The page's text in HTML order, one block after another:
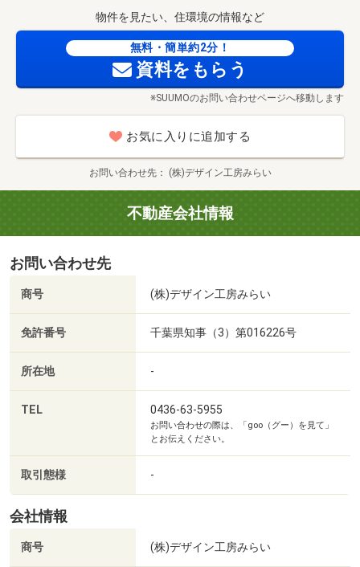
■【病院】国保直営君津中央病院大佐和分院（約882m・徒
歩12分）
■【郵便局】富津千種新田郵便局（約94m・徒歩2分）
ご見学のご予約は上記のお電話番号よりお気軽にお問い合
わせください。
資料請求は【下部のオレンジ色資料請求ボタンを押してく
ださい】
お客様のご都合に合わせて、「知りたい情報だけ」という
間取り・設備の機能の説明はもちろん、それぞれのメリッ
ト・デメリット詳しくお話しさせて頂きます。
かわからなくなってきた…なんてお悩みを抱えている方
も、少なくありません。
をお探しし、ご提案させて頂きます。
◆弊社は千葉県内で【お客様第一】をモットーに不動産仲
介・リフォーム・買取を積極的に取り組んでおります！お
客様のご希望に合わせた新築住宅、中古住宅、マンショ
ン、土地等のご購入を全力でサポートさせていただきま
宅購入の相談等も承っております。【頭金無しでも住宅ロ
るのか？】等のローンに不安がある方も是非一度当社スタ
物件を見たい、住環境の情報など
無料・簡単約2分！
資料をもらう
※SUUMOのお問い合わせページへ移動します
お気に入りに追加する
お問い合わせ先 (株)デザイン工房みらい
不動産会社情報
お問い合わせ先
商号 (株)デザイン工房みらい
免許番号 千葉県知事（3）第016226号
所在地 -
TEL 0436-63-5955
お問い合わせの際は、「goo（グー）を見て」
とお伝えください。
取引態様 -
会社情報
商号 (株)デザイン工房みらい